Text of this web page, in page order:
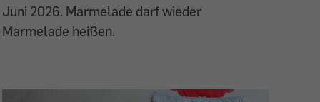
Juni 2026. Marmelade darf wieder
Marmelade heißen.